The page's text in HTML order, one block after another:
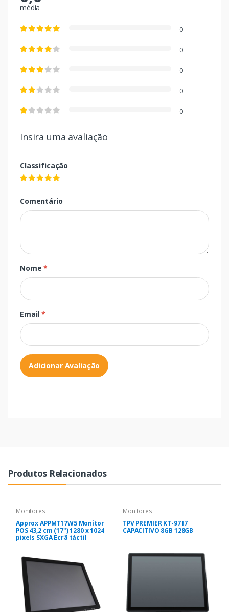
média
0
0
0
0
0
Insira uma avaliação
Classificação
Comentário
Nome*
Email*
Adicionar Avaliação
Produtos Relacionados
Monitores
Approx APPMT17W5 Monitor
POS 43,2 cm (17") 1280 x 1024
pixels SXGA Ecrã táctil
Monitores
TPV PREMIER KT-97 I7
CAPACITIVO 8GB 128GB